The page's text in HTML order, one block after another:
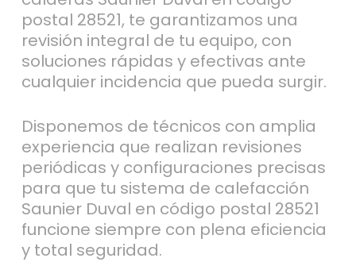
postal 28521, te garantizamos una
revisión integral de tu equipo, con
soluciones rápidas y efectivas ante
cualquier incidencia que pueda surgir.
Disponemos de técnicos con amplia
experiencia que realizan revisiones
periódicas y configuraciones precisas
para que tu sistema de calefacción
Saunier Duval en código postal 28521
funcione siempre con plena eficiencia
y total seguridad.